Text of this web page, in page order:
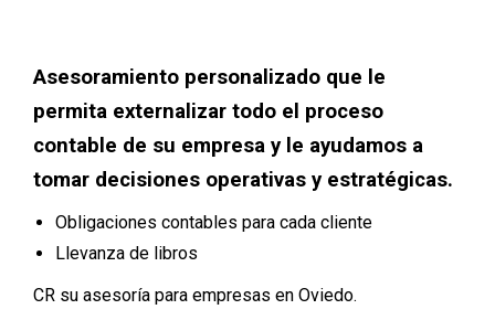
Asesoramiento personalizado que le
permita externalizar todo el proceso
contable de su empresa y le ayudamos a
tomar decisiones operativas y estratégicas.
Obligaciones contables para cada cliente
Llevanza de libros
CR su asesoría para empresas en Oviedo.